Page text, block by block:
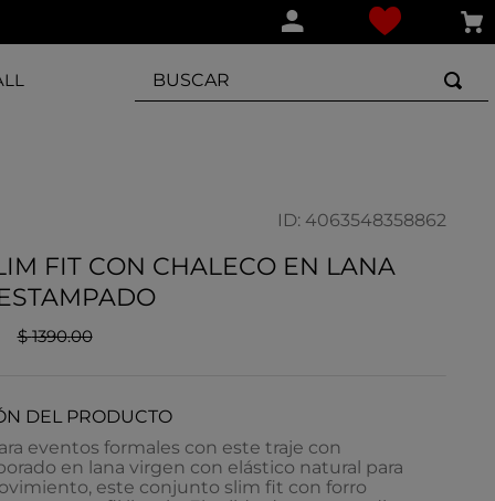
BUSCAR
ID: 4063548358862
FIT CON CHALECO EN LANA
$ 1390.00
DEL PRODUCTO
eventos formales con este traje con
en lana virgen con elástico natural para
este conjunto slim fit con forro